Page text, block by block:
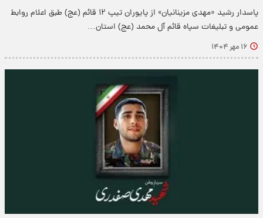
پاسدار رشید «مهدی مزینانیان» از پایوران تیپ ۱۲ قائم (عج) طبق اعلام روابط
عمومی و تبلیغات سپاه قائم آل محمد (عج) استان…
۱۶ مهر ۱۴۰۴